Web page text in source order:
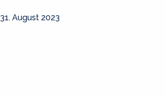
31. August 2023